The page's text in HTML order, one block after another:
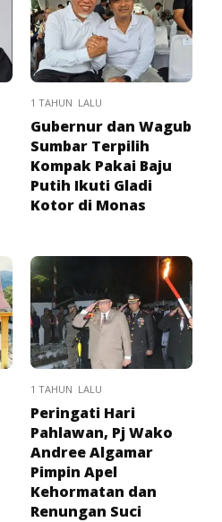
1 TAHUN LALU
Gubernur dan Wagub
Sumbar Terpilih
Kompak Pakai Baju
Putih Ikuti Gladi
Kotor di Monas
1 TAHUN LALU
Peringati Hari
Pahlawan, Pj Wako
Andree Algamar
Pimpin Apel
Kehormatan dan
Renungan Suci